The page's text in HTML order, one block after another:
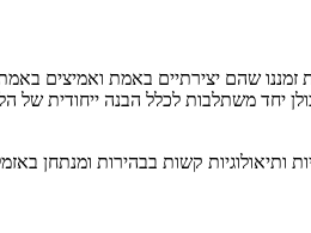
שהם יצירתיים באמת ואמיצים באמת
יחד משתלבות לכלל הבנה ייחודית של
ותיאולוגיות קשות בבהירות ומנתחן